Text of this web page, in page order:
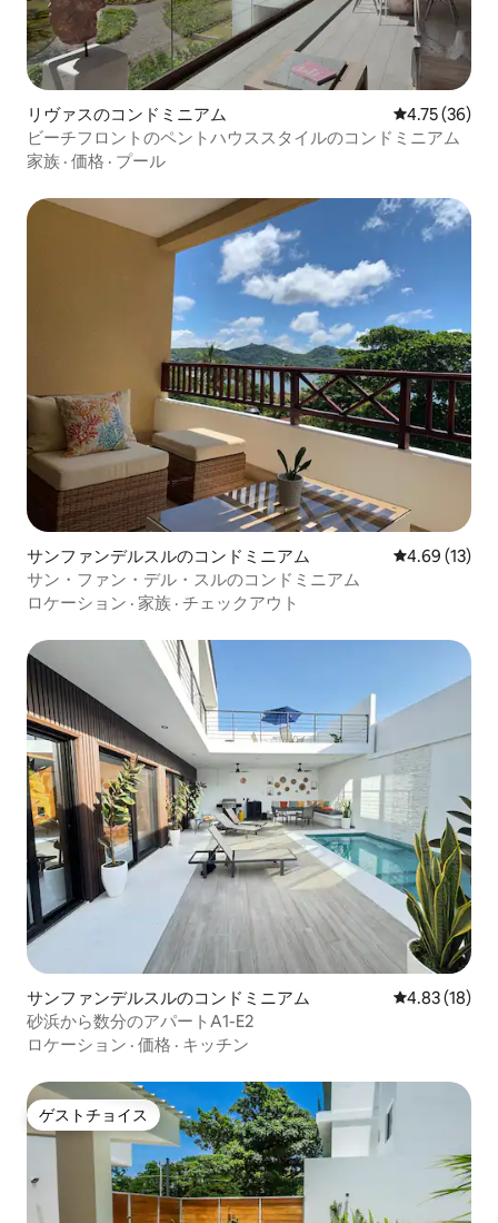
リヴァスのコンドミニアム レビュー36
4.75 (36)
ビーチフロントのペントハウススタイルのコンドミニアム
家族 · 価格 · プール
サンファンデルスルのコンドミニアム レビュー13
4.69 (13)
サン・ファン・デル・スルのコンドミニアム
ロケーション · 家族 · チェックアウト
サンファンデルスルのコンドミニアム レビュー18
4.83 (18)
砂浜から数分のアパートA1-E2
ロケーション · 価格 · キッチン
ゲストチョイス
ゲストチョイス